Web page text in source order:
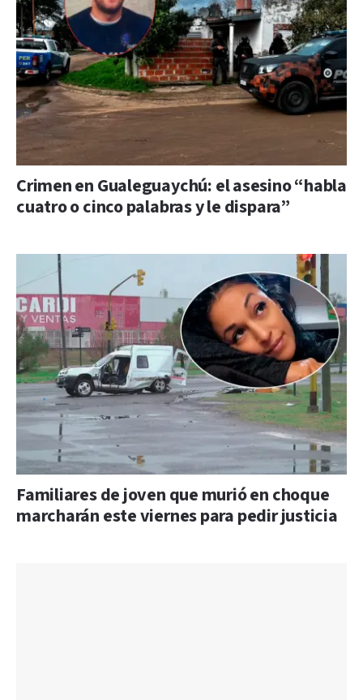
Crimen en Gualeguaychú: el asesino “habla
cuatro o cinco palabras y le dispara”
Familiares de joven que murió en choque
marcharán este viernes para pedir justicia